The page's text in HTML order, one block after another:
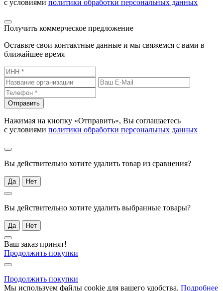
с условиями политики обработки персональных данных
Получить коммерческое предложение
Оставьте свои контактные данные и мы свяжемся с вами в
ближайшее время
Отправить
Нажимая на кнопку «Отправить», Вы соглашаетесь
с условиями политики обработки персональных данных
Вы действительно хотите удалить товар из сравнения?
Да Нет
Вы действительно хотите удалить выбранные товары?
Да Нет
Ваш заказ принят!
Продолжить покупки
Продолжить покупки
Мы используем файлы cookie для вашего удобства. Подробнее